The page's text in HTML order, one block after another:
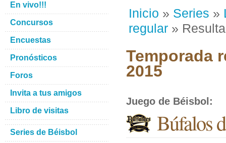
Inicio » Series »
regular »
Temporada
2015
Juego de Béisbol :
Búfalos
En vivo!!!
Concursos
Encuestas
Pronósticos
Foros
Invita a tus amigos
Libro de visitas
Series de Béisbol